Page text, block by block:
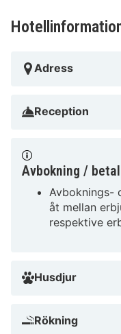
Adress
Reception
Avbokning /
Avboknings-
åt mellan
respektive
Husdjur
Rökning